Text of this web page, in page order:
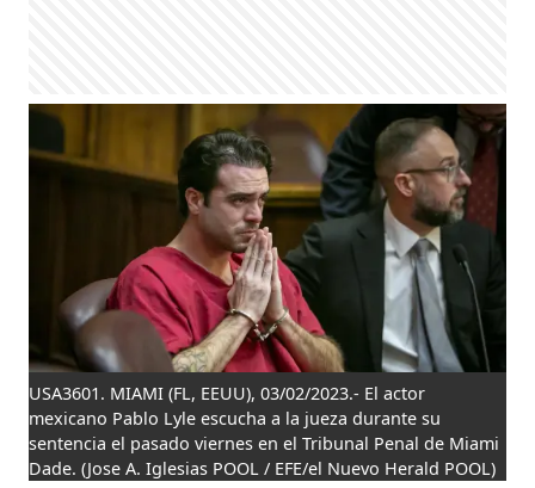
USA3601. MIAMI (FL, EEUU), 03/02/2023.- El actor
mexicano Pablo Lyle escucha a la jueza durante su
sentencia el pasado viernes en el Tribunal Penal de Miami
Dade.(Jose A. Iglesias POOL / EFE/el Nuevo Herald POOL)